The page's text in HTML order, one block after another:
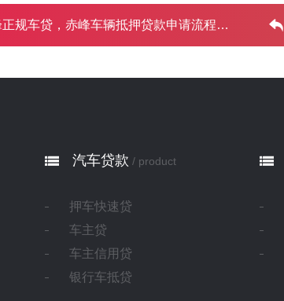
规车贷，赤峰车辆抵押贷款申请流程和条 ...‌
汽车贷款 / product
押车快速贷
车主贷
车主信用贷
银行车抵贷